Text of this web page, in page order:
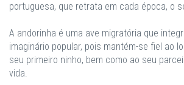
portuguesa, que retrata em cada época, o
A andorinha é uma ave migratória que
imaginário popular, pois mantém-se fiel ao
seu primeiro ninho, bem como ao seu
vida.